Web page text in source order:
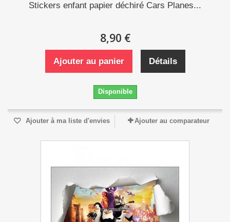
Stickers enfant papier déchiré Cars Planes...
8,90 €
Ajouter au panier Détails
Disponible
Ajouter à ma liste d'envies Ajouter au comparateur